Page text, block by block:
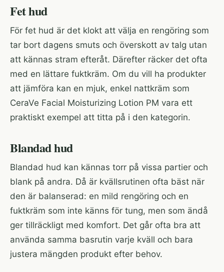
Fet hud
För fet hud är det klokt att välja en rengöring som
tar bort dagens smuts och överskott av talg utan
att kännas stram efteråt. Därefter räcker det ofta
med en lättare fuktkräm. Om du vill ha produkter
att jämföra kan en mjuk, enkel nattkräm som
CeraVe Facial Moisturizing Lotion PM vara ett
praktiskt exempel att titta på i den kategorin.
Blandad hud
Blandad hud kan kännas torr på vissa partier och
blank på andra. Då är kvällsrutinen ofta bäst när
den är balanserad: en mild rengöring och en
fuktkräm som inte känns för tung, men som ändå
ger tillräckligt med komfort. Det går ofta bra att
använda samma basrutin varje kväll och bara
justera mängden produkt efter behov.